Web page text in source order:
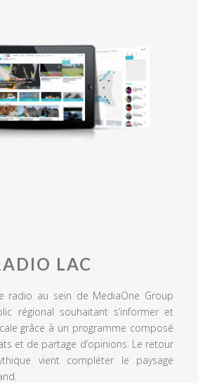
LAC
radio au sein de MediaOne Group
régional souhaitant s’informer et
grâce à un programme composé
et de partage d’opinions. Le retour
vient compléter le paysage